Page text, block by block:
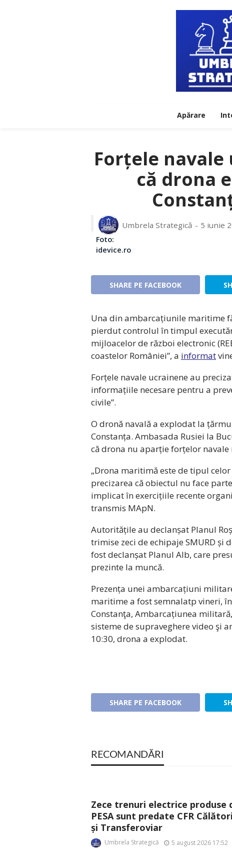
Apărare
Forțele
că drona
Umbrela Strategică 5 iunie
Foto:
idevice.ro
SHARE PE FACEBOOK
Una din ambarcațiunile maritime
pierdut controlul în timpul
mijloacelor de război electronic
coastelor României”, a informat
Forțele navale ucrainene au
informațiile necesare pentru a
civile”.
O dronă navală a explodat la
Constanța. Ambasada Rusiei la
că drona nu aparție forțelor navale
„Drona maritimă este de tipul
precizarea că obiectul nu face
implicat în exercițiile recente
transmis MApN.
Autoritățile au declanșat Planul
trimise zeci de echipaje SMURD și
fost declanșat Planul Alb, care
prezinte la muncă.
Prezența unei ambarcațiuni
maritime a fost semnalatp vineri,
Constanţa, Ambarcațiunea
sisteme de supraveghere video şi
10:30, drona a explodat.
SHARE PE FACEBOOK
RECOMANDĂRI
Zece trenuri electrice produse
PESA sunt predate CFR Călători
și Transferoviar
Umbrela Strategică 5 august 2026 17:52